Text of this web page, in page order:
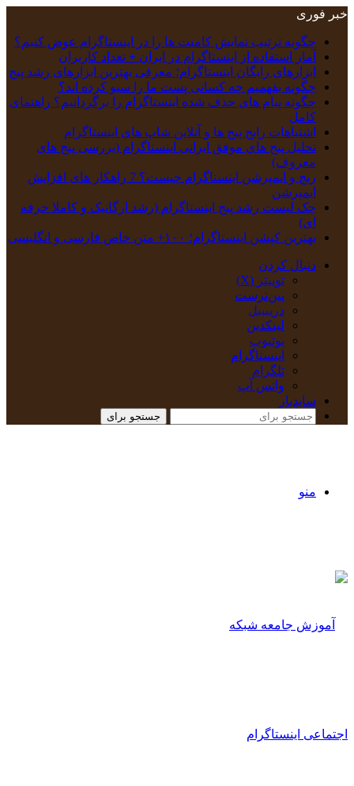
خبر فوری
چگونه ترتیب نمایش کامنت‌ ها را در اینستاگرام عوض کنیم؟
آمار استفاده از اینستاگرام در ایران + تعداد کاربران
ابزارهای رایگان اینستاگرام؛ معرفی بهترین ابزارهای رشد پیج
چگونه بفهمیم چه کسانی پست ما را سیو کرده اند؟
چگونه پیام‌ های حذف‌ شده اینستاگرام را برگردانیم؟ راهنمای
کامل
اشتباهات رایج پیج ها و آنلاین شاپ های اینستاگرام
تحلیل پیج‌ های موفق ایرانی اینستاگرام (بررسی پیج های
معروف)
ریچ و ایمپرشن اینستاگرام چیست؟ 7 راهکار های افزایش
ایمپرشن
چک‌ لیست رشد پیج اینستاگرام (رشد ارگانیک و کاملا حرفه
ای)
بهترین کپشن‌ اینستاگرام؛ ۱۰۰+ متن خاص فارسی و انگلیسی
دنبال کردن
توییتر (X)
‫پین‌ترست
دریبببل
لینکدین
یوتیوب
اینستاگرام
تلگرام
واتس آپ
سایدبار
جستجو برای
منو